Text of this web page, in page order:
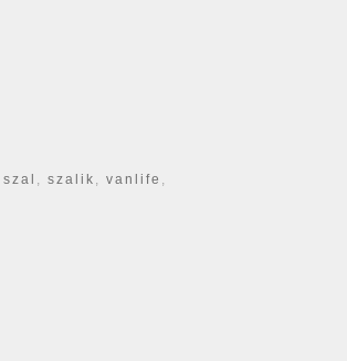
szal , szalik , vanlife ,